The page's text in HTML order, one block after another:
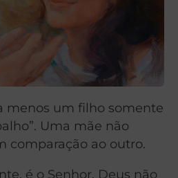
menos um filho somente
Uma mãe não
comparação ao outro.
é o Senhor. Deus não